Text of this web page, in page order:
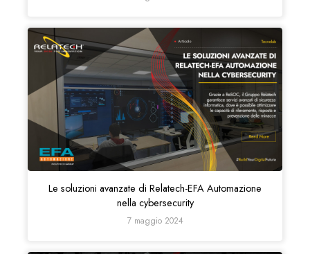
Le soluzioni avanzate di Relatech-EFA Automazione
nella cybersecurity
7 maggio 2024